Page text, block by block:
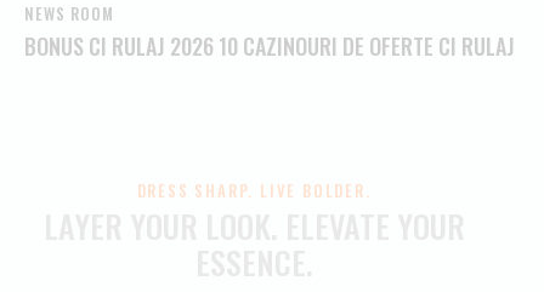
NEWS ROOM
BONUS CI RULAJ 2026 10 CAZINOURI DE OFERTE CI RULAJ
DRESS SHARP. LIVE BOLDER.